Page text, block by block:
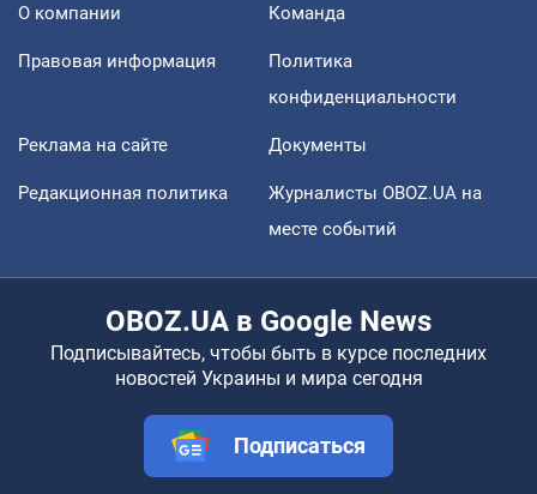
О компании Команда
Правовая информация
Политика
конфиденциальности
Реклама на сайте Документы
Редакционная политика
Журналисты OBOZ.UA на
месте событий
OBOZ.UA в Google News
Подписывайтесь, чтобы быть в курсе последних
новостей Украины и мира сегодня
Подписаться